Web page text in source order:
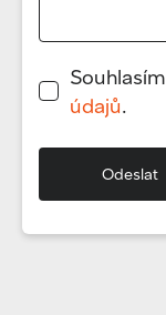
údajů.